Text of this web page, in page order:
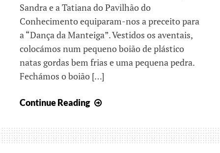
Sandra e a Tatiana do Pavilhão do
Conhecimento equiparam-nos a preceito para
a “Dança da Manteiga”. Vestidos os aventais,
colocámos num pequeno boião de plástico
natas gordas bem frias e uma pequena pedra.
Fechámos o boião […]
Continue Reading
Melhores